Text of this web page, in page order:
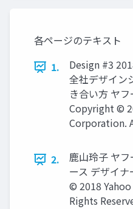
各ページのテキスト
1.
Design #3
全社デザイン
き合い方 ヤ
Copyright ©
Corporation.
2.
鹿山玲子 ヤ
ース デザイ
© 2018
Rights